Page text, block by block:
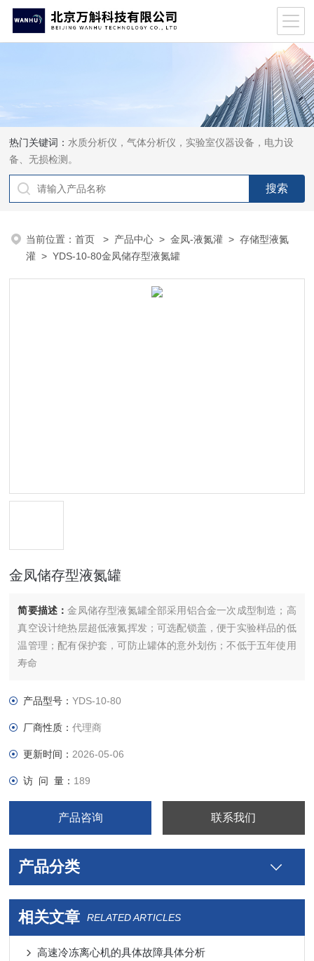
热门关键词： 水质分析仪，气体分析仪，实验室仪器设备，电力设
备、无损检测。
当前位置：首页 > 产品中心 >金凤-液氮灌 >存储型液氮
灌 > YDS-10-80金凤储存型液氮罐
金凤储存型液氮罐
简要描述：金凤储存型液氮罐全部采用铝合金一次成型制造；高
真空设计绝热层超低液氮挥发；可选配锁盖，便于实验样品的低
温管理；配有保护套，可防止罐体的意外划伤；不低于五年使用
寿命
产品型号：YDS-10-80
厂商性质：代理商
更新时间： 2026-05-06
访 问 量： 189
产品咨询 联系我们
产品分类
相关文章 RELATED ARTICLES
高速冷冻离心机的具体故障具体分析